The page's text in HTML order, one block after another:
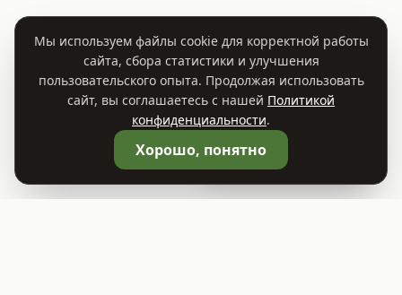
Мы используем файлы cookie для корректной работы
сайта, сбора статистики и улучшения
пользовательского опыта. Продолжая использовать
сайт, вы соглашаетесь с нашей Политикой
конфиденциальности.
Хорошо, понятно
🛒Корзина